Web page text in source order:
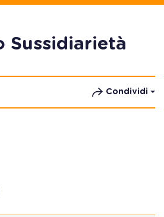
Sussidiarietà
Condividi